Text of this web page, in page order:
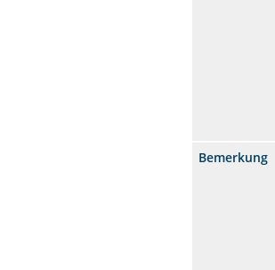
Bemerkung